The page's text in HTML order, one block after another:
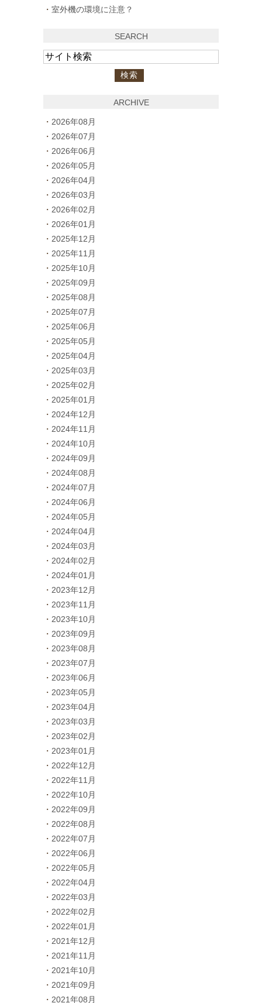
室外機の環境に注意？
SEARCH
ARCHIVE
2026年08月
2026年07月
2026年06月
2026年05月
2026年04月
2026年03月
2026年02月
2026年01月
2025年12月
2025年11月
2025年10月
2025年09月
2025年08月
2025年07月
2025年06月
2025年05月
2025年04月
2025年03月
2025年02月
2025年01月
2024年12月
2024年11月
2024年10月
2024年09月
2024年08月
2024年07月
2024年06月
2024年05月
2024年04月
2024年03月
2024年02月
2024年01月
2023年12月
2023年11月
2023年10月
2023年09月
2023年08月
2023年07月
2023年06月
2023年05月
2023年04月
2023年03月
2023年02月
2023年01月
2022年12月
2022年11月
2022年10月
2022年09月
2022年08月
2022年07月
2022年06月
2022年05月
2022年04月
2022年03月
2022年02月
2022年01月
2021年12月
2021年11月
2021年10月
2021年09月
2021年08月